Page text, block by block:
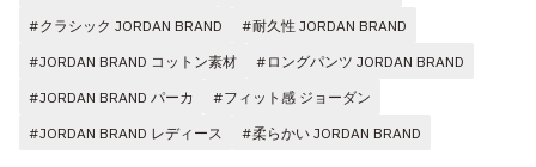
#クラシック JORDAN BRAND
#耐久性 JORDAN BRAND
#JORDAN BRAND コットン素材
#ロングパンツ JORDAN BRAND
#JORDAN BRAND パーカ
#フィット感 ジョーダン
#JORDAN BRAND レディース
#柔らかい JORDAN BRAND